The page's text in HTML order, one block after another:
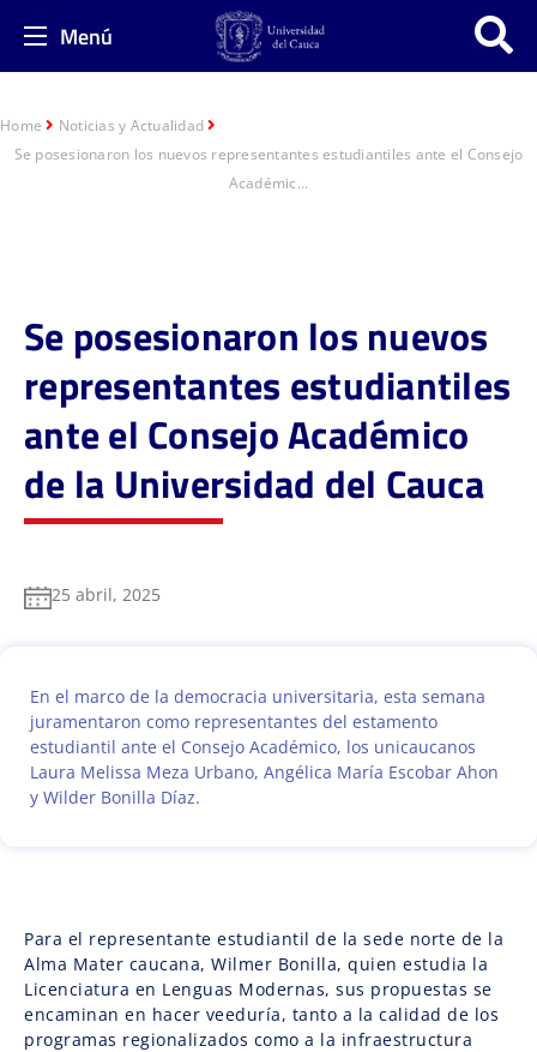
Menú
Home
Noticias y Actualidad
Se posesionaron los nuevos representantes estudiantiles ante el Consejo
Académic...
Se posesionaron los nuevos
representantes estudiantiles
ante el Consejo Académico
de la Universidad del Cauca
25 abril, 2025
En el marco de la democracia universitaria, esta semana
juramentaron como representantes del estamento
estudiantil ante el Consejo Académico, los unicaucanos
Laura Melissa Meza Urbano, Angélica María Escobar Ahon
y Wilder Bonilla Díaz.
Para el representante estudiantil de la sede norte de la
Alma Mater caucana, Wilmer Bonilla, quien estudia la
Licenciatura en Lenguas Modernas, sus propuestas se
encaminan en hacer veeduría, tanto a la calidad de los
programas regionalizados como a la infraestructura